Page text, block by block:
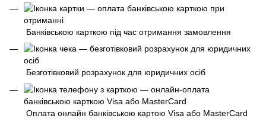
Банківською карткою під час отримання замовлення
Безготівковий розрахунок для юридичних осіб
Оплата онлайн банківською картою Visa або MasterCard